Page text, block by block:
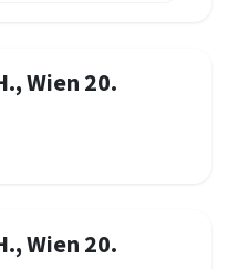
Wien 20.
Wien 20.